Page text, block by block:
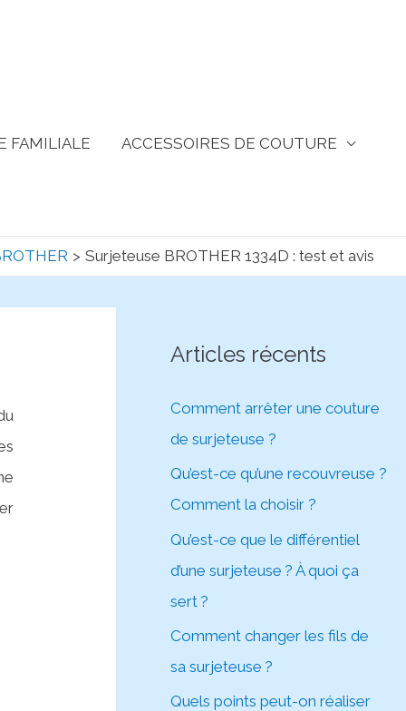
FAMILIALE ACCESSOIRES DE COUTURE
Surjeteuse BROTHER 1334D : test et avis
Articles récents
Comment arrêter une couture
de surjeteuse ?
Qu’est-ce qu’une recouvreuse ?
Comment la choisir ?
Qu’est-ce que le différentiel
d’une surjeteuse ? À quoi ça
sert ?
Comment changer les fils de
sa surjeteuse ?
Quels points peut-on réaliser